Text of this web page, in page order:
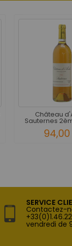
Château
Sauternes
Cru...
SERVICE
Contactez-
vendredi de